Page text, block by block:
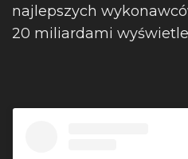
najlepszych
20 miliardami